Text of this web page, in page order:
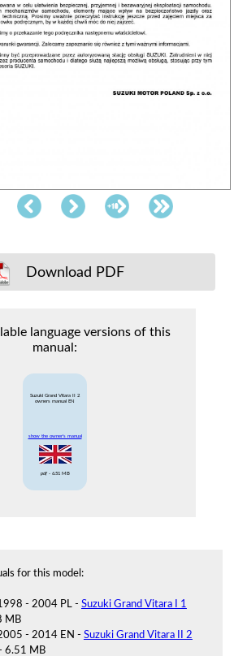
Download PDF
language versions of this
manual:
Suzuki Grand Vitara II 2
owners manual EN
show the owner's manual
pdf- 6.51 MB
for this model:
- 2004 PL - Suzuki Grand Vitara I 1
MB
- 2014 EN - Suzuki Grand Vitara II 2
6.51 MB